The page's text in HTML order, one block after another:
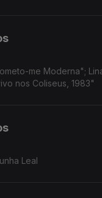
me Moderna";
nos Coliseus, 1983"
Leal